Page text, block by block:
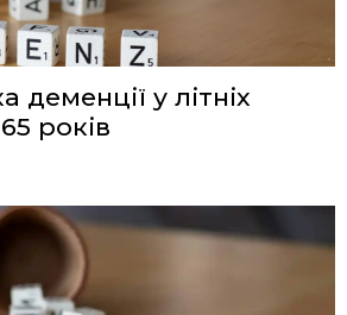
деменції у літніх
років